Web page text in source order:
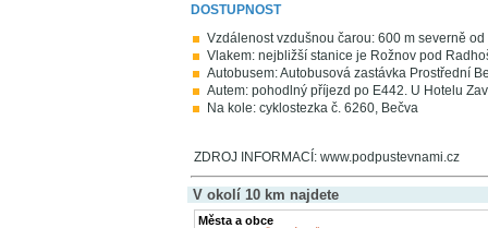
DOSTUPNOST
Vzdálenost vzdušnou čarou: 600 m severně
Vlakem: nejbližší stanice je Rožnov pod
Autobusem: Autobusová zastávka Prostřední
Autem: pohodlný příjezd po E442. U Hotelu
Na kole: cyklostezka č. 6260, Bečva
ZDROJ INFORMACÍ: www.podpustevnami.cz
V okolí 10 km najdete
Města a obce